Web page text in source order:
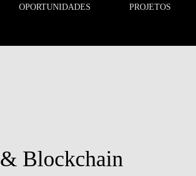
OPORTUNIDADES PROJETOS
OPORTUNIDADES
Blockchain